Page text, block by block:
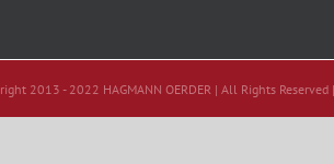
2013 - 2022 HAGMANN OERDER | All Rights Reserved |